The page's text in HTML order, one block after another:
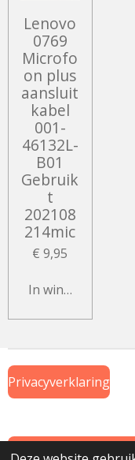
Lenovo
0769
Microfo
on plus
aansluit
kabel
001-
46132L-
B01
Gebruik
t
202108
214mic
€ 9,95
In winkelwagen
Privacyverklaring
Algemene